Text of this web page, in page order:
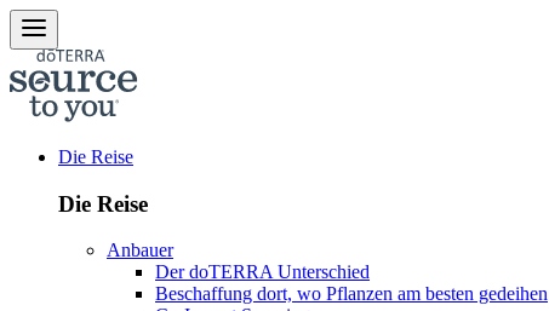
Die Reise
Die Reise
Anbauer
Der doTERRA Unterschied
Beschaffung dort, wo Pflanzen am besten gedeihen